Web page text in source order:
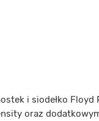
i siodełko
oraz